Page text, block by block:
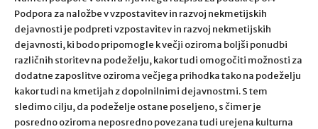
Podpora za naložbe v vzpostavitev in razvoj nekmetijskih
dejavnosti je podpreti vzpostavitev in razvoj nekmetijskih
dejavnosti, ki bodo pripomogle k večji oziroma boljši ponudbi
različnih storitev na podeželju, kakor tudi omogočiti možnosti za
dodatne zaposlitve oziroma večjega prihodka tako na podeželju
kakor tudi na kmetijah z dopolnilnimi dejavnostmi. S tem
sledimo cilju, da podeželje ostane poseljeno, s čimer je
posredno oziroma neposredno povezana tudi urejena kulturna